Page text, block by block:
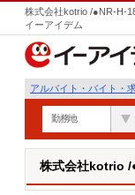
株式会社kotrio /●NR-H-
イーアイデム
アルバイト・バイト・
勤務地
株式会社kotrio /